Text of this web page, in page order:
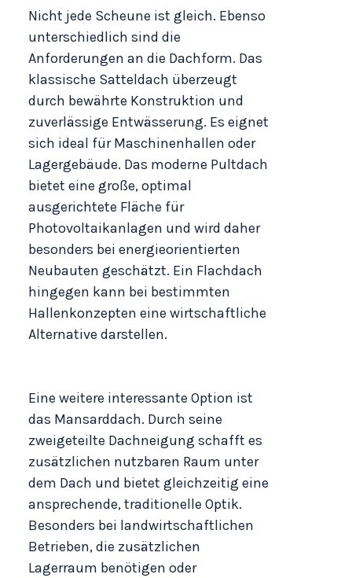
Nicht jede Scheune ist gleich. Ebenso
unterschiedlich sind die
Anforderungen an die Dachform. Das
klassische Satteldach überzeugt
durch bewährte Konstruktion und
zuverlässige Entwässerung. Es eignet
sich ideal für Maschinenhallen oder
Lagergebäude. Das moderne Pultdach
bietet eine große, optimal
ausgerichtete Fläche für
Photovoltaikanlagen und wird daher
besonders bei energieorientierten
Neubauten geschätzt. Ein Flachdach
hingegen kann bei bestimmten
Hallenkonzepten eine wirtschaftliche
Alternative darstellen.
Eine weitere interessante Option ist
das Mansarddach. Durch seine
zweigeteilte Dachneigung schafft es
zusätzlichen nutzbaren Raum unter
dem Dach und bietet gleichzeitig eine
ansprechende, traditionelle Optik.
Besonders bei landwirtschaftlichen
Betrieben, die zusätzlichen
Lagerraum benötigen oder